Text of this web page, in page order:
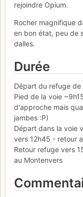
rejoindre Opium.
Rocher magnifique
en bon état, peu de
dalles.
Durée
Départ du refuge de
Pied de la voie
d'approche mais
jambes :P)
Départ dans la voie
vers 12h45 - retour
Retour refuge vers
au Montenvers